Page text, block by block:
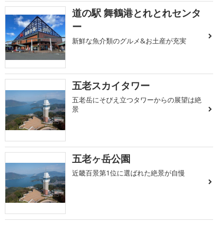
道の駅 舞鶴港とれとれセンタ
ー
新鮮な魚介類のグルメ&お土産が充実
五老スカイタワー
五老岳にそびえ立つタワーからの展望は絶
景
五老ヶ岳公園
近畿百景第1位に選ばれた絶景が自慢